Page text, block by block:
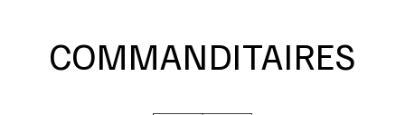
COMMANDITAIRES